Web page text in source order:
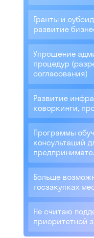
Гранты и
развитие
Упрощение
процедур
согласования)
Развитие
коворкинги,
Программы
консультаций
Больше
госзакупках
Не считаю
приоритетной